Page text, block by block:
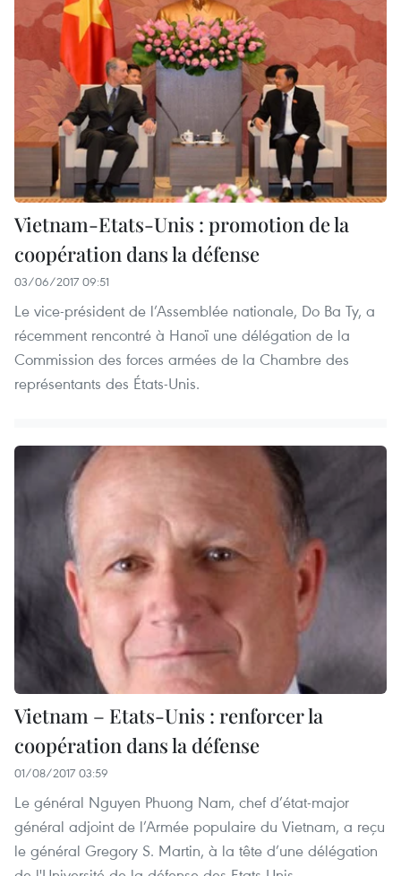
Vietnam-Etats-Unis : promotion de la
coopération dans la défense
03/06/2017 09:51
Le vice-président de l’Assemblée nationale, Do Ba Ty, a
récemment rencontré à Hanoï une délégation de la
Commission des forces armées de la Chambre des
représentants des États-Unis.
Vietnam – Etats-Unis : renforcer la
coopération dans la défense
01/08/2017 03:59
Le général Nguyen Phuong Nam, chef d’état-major
général adjoint de l’Armée populaire du Vietnam, a reçu
le général Gregory S. Martin, à la tête d’une délégation